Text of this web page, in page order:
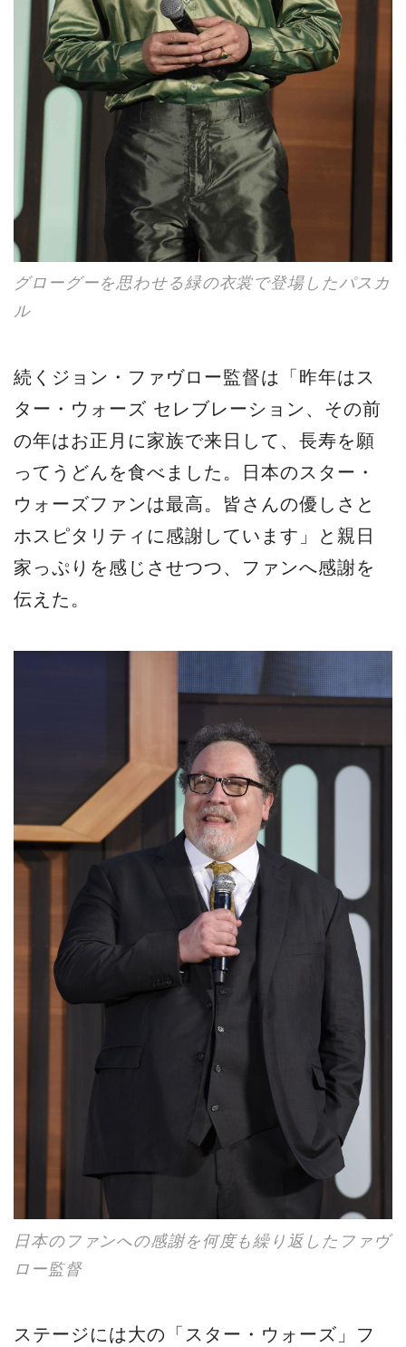
グローグーを思わせる緑の衣裳で登場したパスカ
ル
続くジョン・ファヴロー監督は「昨年はス
ター・ウォーズ セレブレーション、その前
の年はお正月に家族で来日して、長寿を願
ってうどんを食べました。日本のスター・
ウォーズファンは最高。皆さんの優しさと
ホスピタリティに感謝しています」と親日
家っぷりを感じさせつつ、ファンへ感謝を
伝えた。
日本のファンへの感謝を何度も繰り返したファヴ
ロー監督
ステージには大の「スター・ウォーズ」フ